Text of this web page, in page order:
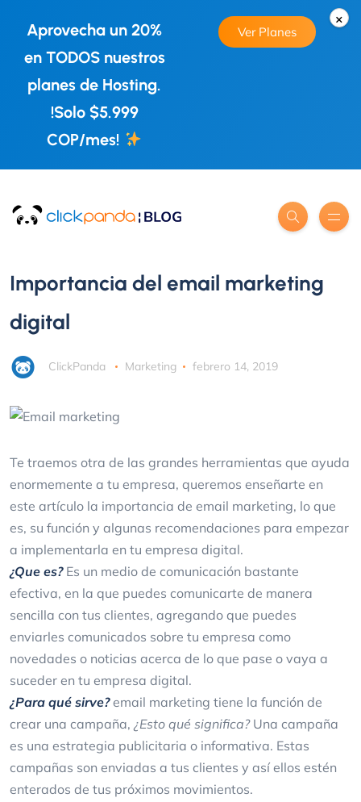
×
Aprovecha un 20%
en TODOS nuestros
planes de Hosting.
!Solo $5.999
COP/mes!
Ver Planes
Importancia del email marketing
digital
ClickPanda Marketing febrero 14, 2019
Te traemos otra de las grandes herramientas que ayuda
enormemente a tu empresa, queremos enseñarte en
este artículo la importancia de email marketing, lo que
es, su función y algunas recomendaciones para empezar
a implementarla en tu empresa digital.
¿Que es?Es un medio de comunicación bastante
efectiva, en la que puedes comunicarte de manera
sencilla con tus clientes, agregando que puedes
enviarles comunicados sobre tu empresa como
novedades o noticias acerca de lo que pase o vaya a
suceder en tu empresa digital.
¿Para qué sirve?email marketing tiene la función de
crear una campaña, ¿Esto qué significa?Una campaña
es una estrategia publicitaria o informativa. Estas
campañas son enviadas a tus clientes y así ellos estén
enterados de tus próximos movimientos.